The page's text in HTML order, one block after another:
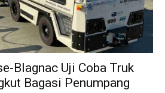
Blagnac Uji Coba Truk
Bagasi Penumpang